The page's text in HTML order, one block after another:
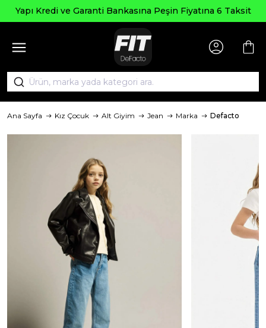
Yapı Kredi ve Garanti Bankasına Peşin Fiyatına 6 Taksit
Ana Sayfa Kız Çocuk Alt Giyim Jean Marka Defacto